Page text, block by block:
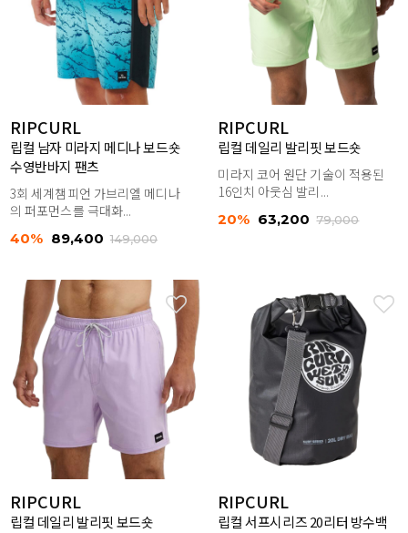
RIPCURL
립컬 남자 미라지 메디나 보드숏
수영반바지 팬츠
3회 세계챔피언 가브리엘 메디나
의 퍼포먼스를 극대화...
40% 89,400 149,000
RIPCURL
립컬 데일리 발리핏 보드숏
미라지 코어 원단 기술이 적용된
16인치 아웃심 발리...
20% 63,200 79,000
RIPCURL
립컬 데일리 발리핏 보드숏
RIPCURL
립컬 서프시리즈 20리터 방수백